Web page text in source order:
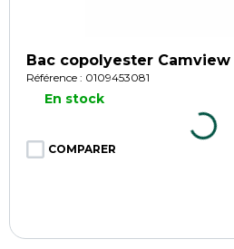
Bac copolyester Camview
Référence : 0109453081
En stock
COMPARER